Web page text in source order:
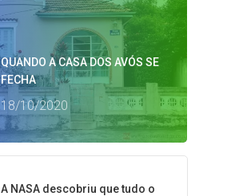
QUANDO A CASA DOS AVÓS SE
FECHA
18/10/2020
A NASA descobriu que tudo o